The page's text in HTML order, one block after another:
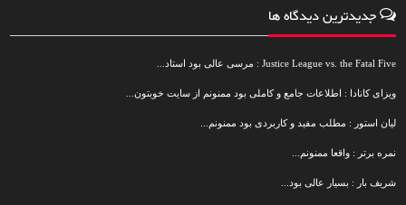
جدیدترین دیدگاه ها
Justice League vs. the Fatal Five : مرسی عالی بود استاد...
ویزای کانادا : اطلاعات جامع و کاملی بود ممنونم از سایت خوبتون...
لیان استور : مطلب مفید و کاربردی بود ممنونم...
نمره برتر : واقعا ممنونم...
شریف بار : بسیار عالی بود...